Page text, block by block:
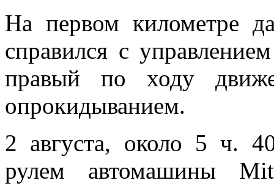
На первом километре
справился с
правый по ходу
опрокидыванием.
2 августа, около 5 ч.
рулем автомашины